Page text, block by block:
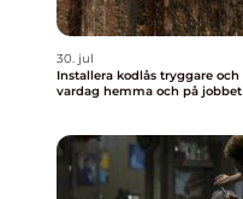
30. jul
Installera kodlås tryggare och enklare
vardag hemma och på jobbet